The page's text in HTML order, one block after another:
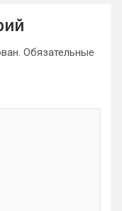
Обязательные